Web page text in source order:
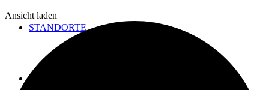
STANDORTE
SHOP
Ansicht laden